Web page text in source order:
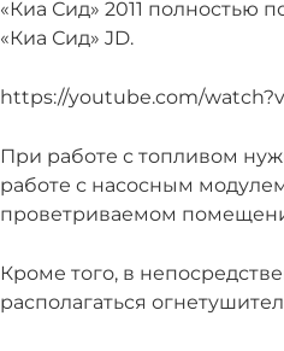
«Киа Сид» 2011 полностью
«Киа Сид» JD.
https://youtube.com/
При работе с топливом
работе с насосным
проветриваемом
Кроме того, в
располагаться